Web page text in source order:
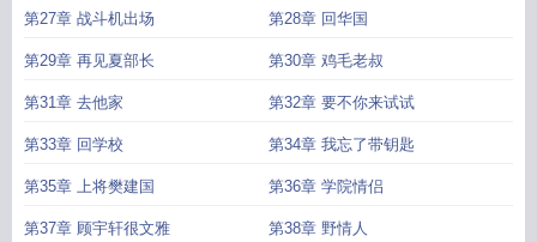
第27章 战斗机出场 第28章 回华国
第29章 再见夏部长 第30章 鸡毛老叔
第31章 去他家 第32章 要不你来试试
第33章 回学校 第34章 我忘了带钥匙
第35章 上将樊建国 第36章 学院情侣
第37章 顾宇轩很文雅 第38章 野情人